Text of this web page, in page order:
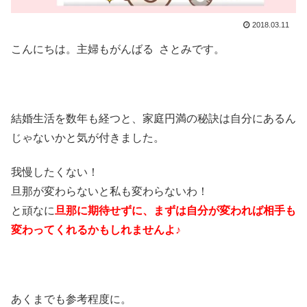
2018.03.11
こんにちは。主婦もがんばる さとみです。
結婚生活を数年も経つと、家庭円満の秘訣は自分にあるん
じゃないかと気が付きました。
我慢したくない！
旦那が変わらないと私も変わらないわ！
と頑なに旦那に期待せずに、まずは自分が変われば相手も
変わってくれるかもしれませんよ♪
あくまでも参考程度に。